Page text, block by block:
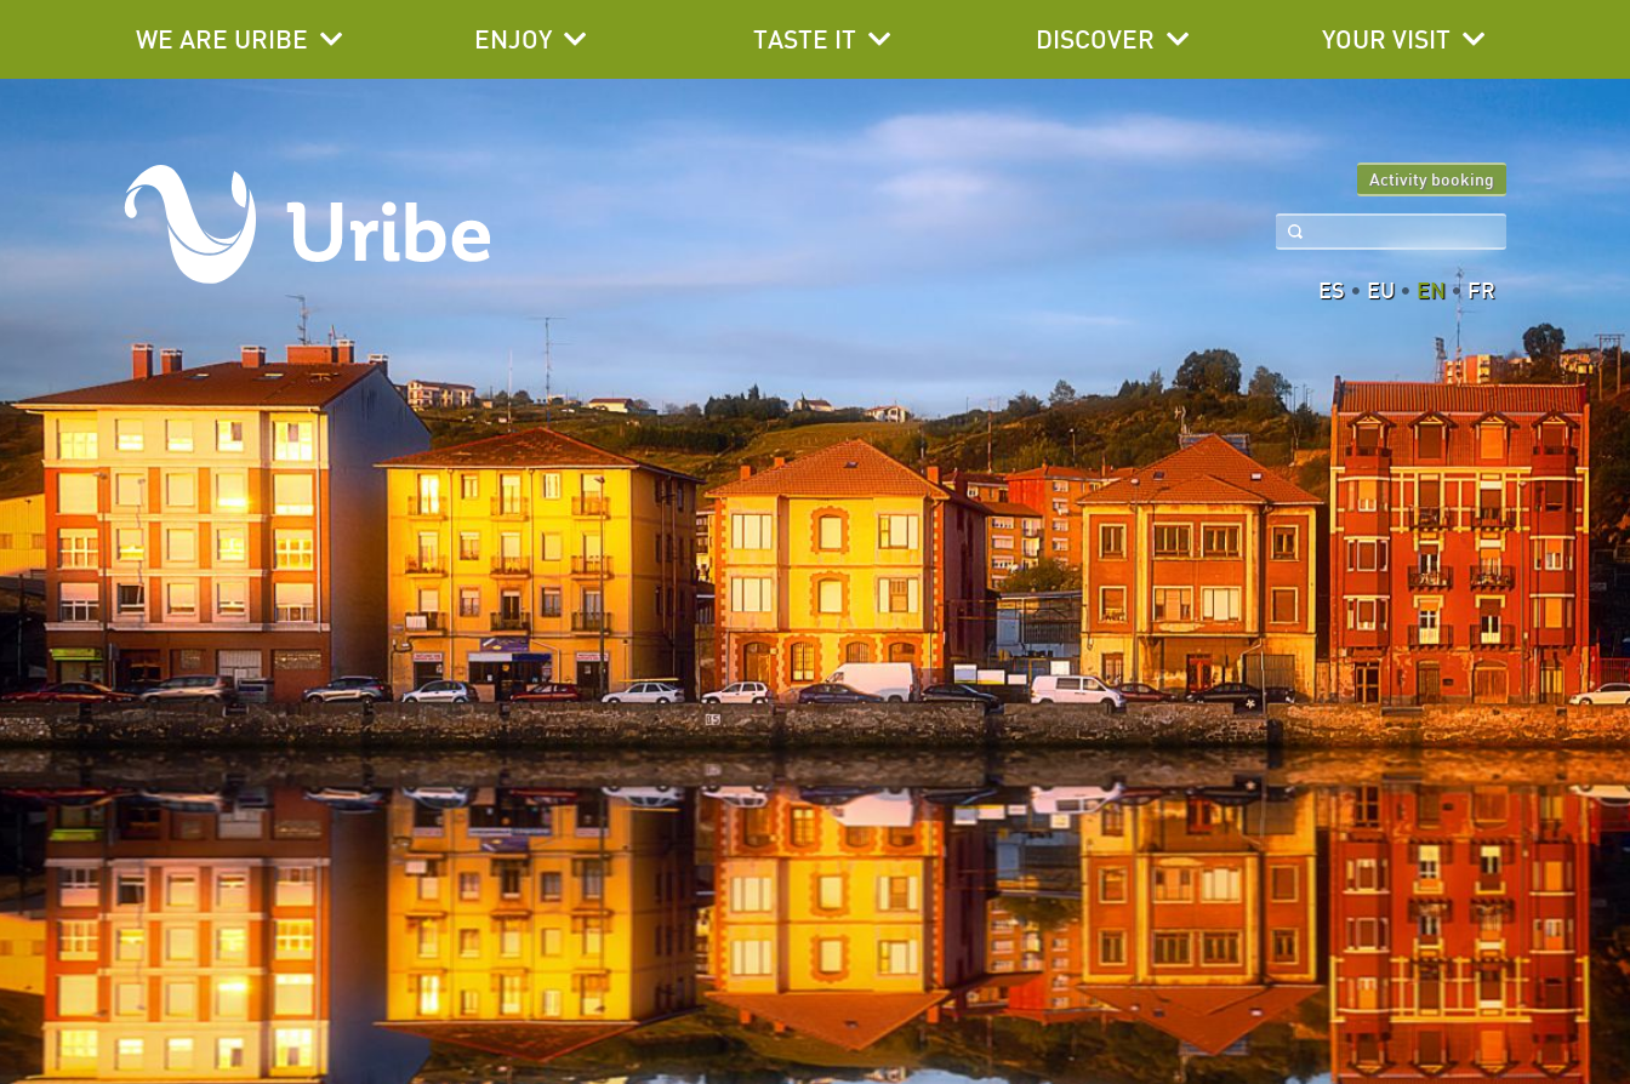
WE ARE URIBE ENJOY TASTE IT DISCOVER YOUR VISIT
Activity booking
ES EU EN FR